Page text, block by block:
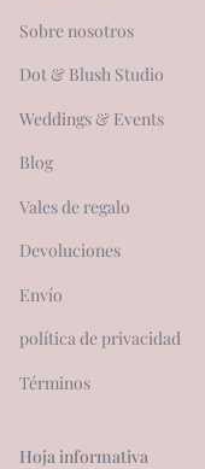
Sobre nosotros
Dot & Blush Studio
Weddings & Events
Blog
Vales de regalo
Devoluciones
Envío
política de privacidad
Términos
Hoja informativa